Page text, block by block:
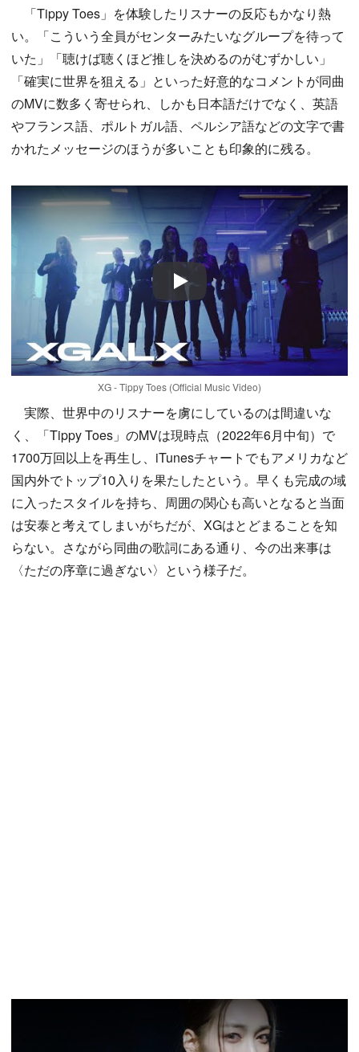
「Tippy Toes」を体験したリスナーの反応もかなり熱
い。「こういう全員がセンターみたいなグループを待って
いた」「聴けば聴くほど推しを決めるのがむずかしい」
「確実に世界を狙える」といった好意的なコメントが同曲
のMVに数多く寄せられ、しかも日本語だけでなく、英語
やフランス語、ポルトガル語、ペルシア語などの文字で書
かれたメッセージのほうが多いことも印象的に残る。
Play
XG - Tippy Toes (Official Music Video)
実際、世界中のリスナーを虜にしているのは間違いな
く、「Tippy Toes」のMVは現時点（2022年6月中旬）で
1700万回以上を再生し、iTunesチャートでもアメリカなど
国内外でトップ10入りを果たしたという。早くも完成の域
に入ったスタイルを持ち、周囲の関心も高いとなると当面
は安泰と考えてしまいがちだが、XGはとどまることを知
らない。さながら同曲の歌詞にある通り、今の出来事は
〈ただの序章に過ぎない〉という様子だ。